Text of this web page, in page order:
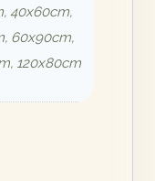
40x60cm,
60x90cm,
120x80cm